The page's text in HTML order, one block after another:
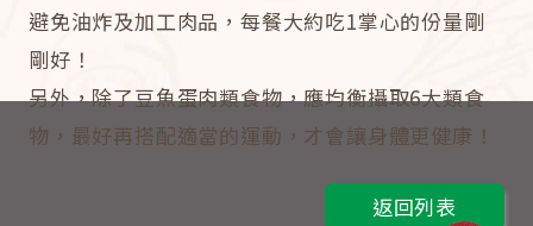
避免油炸及加工肉品，每餐大約吃1掌心的份量剛
剛好！
另外，除了豆魚蛋肉類食物，應均衡攝取6大類食
物，最好再搭配適當的運動，才會讓身體更健康！
返回列表